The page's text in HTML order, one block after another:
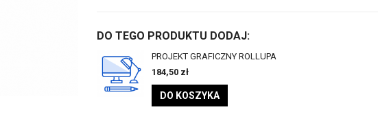
DO TEGO PRODUKTU DODAJ:
PROJEKT GRAFICZNY ROLLUPA
184,50 zł
DO KOSZYKA